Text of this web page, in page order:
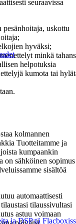
ja DSP:tä
seuraavissa
uskottu
hyväksi;
minkä
helpotuksia
kumota tai
kolmannen
Tuotteitamme ja
kumpaankin
on sähköinen sopimus
sisältöä
automaattisesti
tilaussivultasi
astuu voimaan